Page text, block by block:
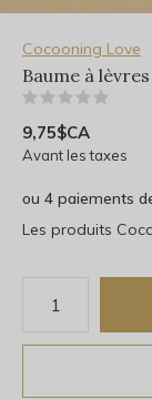
Cocooning Love
Baume à
9,75$CA
Avant les taxes
ou 4 paiements
Les produits